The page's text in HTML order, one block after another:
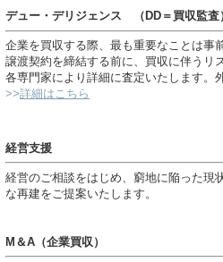
デュー・デリジェンス （DD＝買収監査
企業を買収する際、最も重要なことは事
譲渡契約を締結する前に、買収に伴うリ
各専門家により詳細に査定いたします。
>>詳細はこちら
経営支援
経営のご相談をはじめ、窮地に陥った現
な再建をご提案いたします。
M＆A（企業買収）